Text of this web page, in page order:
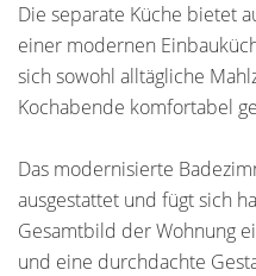
Die separate Küche bietet
einer modernen
sich sowohl alltägliche
Kochabende komfortabel
Das modernisierte
ausgestattet und fügt sich
Gesamtbild der Wohnung
und eine durchdachte